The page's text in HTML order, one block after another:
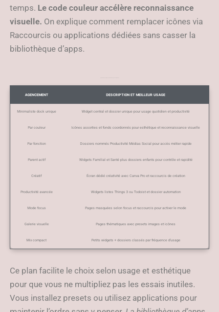
temps. Le code couleur accélère reconnaissance
visuelle. On explique comment remplacer icônes via
Raccourcis ou applications dédiées sans casser la
bibliothèque d’apps.
AGENCEMENT DESCRIPTION ET MEILLEUR USAGE
Minimaliste dock unique Widget central et dossier unique pour usage quotidien et productivité
Par couleur Icônes assorties et fonds coordonnés pour esthétique et reconnaissance visuelle
Par fonction Dossiers nommés Productivité Médias Social pour accès métier rapide
Parent actif Widgets Familial et Santé plus dossiers enfants pour contrôle et rapidité
Créatif Écran dédié créativité avec Canva Pro et raccourcis de création
Productivité avancée Widgets listes Things 3 ou Todoist et dossier automation
Mode focus Pages masquées selon focus et raccourcis pour activer le mode
Galerie visuelle Pages thématiques avec presets images et icônes
Mix compact Petits widgets + dossiers classés par fréquence d’usage
Ce plan facilite le choix selon usage et esthétique
pour que vous ne multipliez pas les essais inutiles.
Vous installez presets ou utilisez applications pour